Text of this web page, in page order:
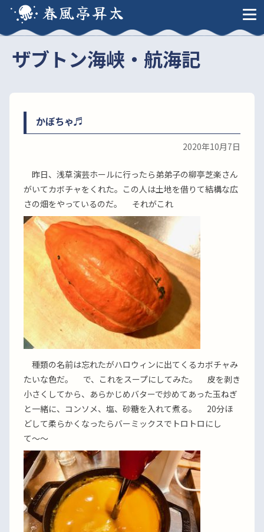
春風亭昇太
ザブトン海峡・航海記
かぼちゃ♬
2020年10月7日
昨日、浅草演芸ホールに行ったら弟弟子の柳亭芝楽さん
がいてカボチャをくれた。この人は土地を借りて結構な広
さの畑をやっているのだ。 それがこれ
種類の名前は忘れたがハロウィンに出てくるカボチャみ
たいな色だ。 で、これをスープにしてみた。 皮を剥き
小さくしてから、あらかじめバターで炒めてあった玉ねぎ
と一緒に、コンソメ、塩、砂糖を入れて煮る。 20分ほ
どして柔らかくなったらバーミックスでトロトロにし
て〜〜